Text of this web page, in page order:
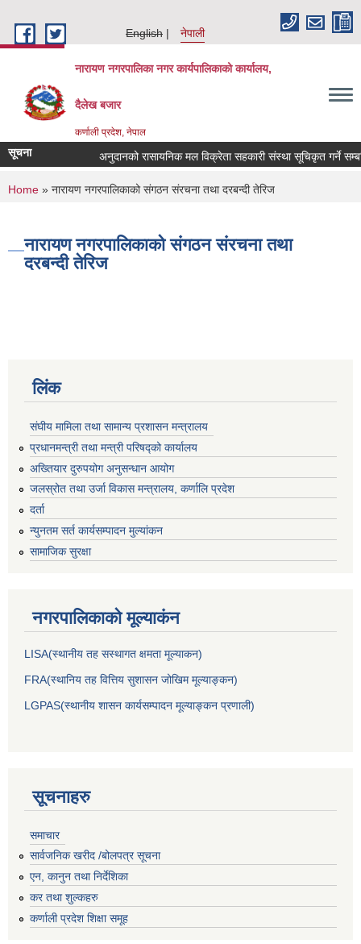
English
नेपाली
नारायण नगरपालिका नगर कार्यपालिकाको कार्यालय,
दैलेख बजार
कर्णाली प्रदेश, नेपाल
सूचना अनुदानको रासायनिक मल विक्रेता सहकारी संस्था सूचिकृत गर्ने
You are here
Home » नारायण नगरपालिकाको संगठन संरचना तथा दरबन्दी तेरिज
नारायण नगरपालिकाको संगठन संरचना तथा
दरबन्दी तेरिज
लिंक
संघीय मामिला तथा सामान्य प्रशासन मन्त्रालय
प्रधानमन्त्री तथा मन्त्री परिषद्को कार्यालय
अख्तियार दुरुपयोग अनुसन्धान आयोग
जलस्रोत तथा उर्जा विकास मन्त्रालय, कर्णालि प्रदेश
दर्ता
न्युनतम सर्त कार्यसम्पादन मुल्यांकन
सामाजिक सुरक्षा
नगरपालिकाकाे मूल्याकंन
LISA(स्थानीय तह सस्थागत क्षमता मूल्याक‌न)
FRA(स्थानिय तह वित्तिय सुशासन जोखिम मूल्याङ्कन)
LGPAS(स्थानीय शासन कार्यसम्पादन मूल्याङ्कन प्रणाली)
सूचनाहरु
समाचार
सार्वजनिक खरीद /बोलपत्र सूचना
एन, कानुन तथा निर्देशिका
कर तथा शुल्कहरु
कर्णाली प्रदेश शिक्षा समूह